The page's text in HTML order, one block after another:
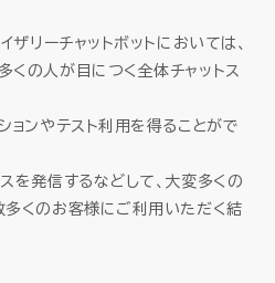
リーチャットボットにおいては、
くの人が目につく全体チャットス
ョンやテスト利用を得ることがで
を発信するなどして、大変多くの
多くのお客様にご利用いただく結